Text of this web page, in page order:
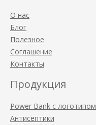
О нас
Блог
Полезное
Соглашение
Контакты
Продукция
Power Bank с логотипом
Антисептики